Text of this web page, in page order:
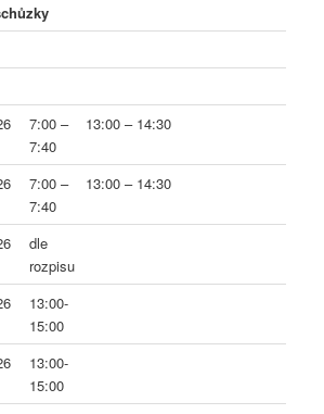
7:00 –
7:40
13:00 – 14:30
7:00 –
7:40
13:00 – 14:30
dle
rozpisu
13:00-
15:00
13:00-
15:00